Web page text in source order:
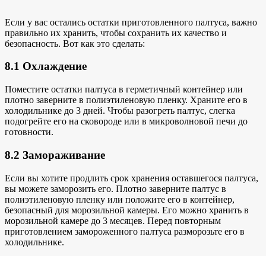
Если у вас остались остатки приготовленного палтуса, важно
правильно их хранить, чтобы сохранить их качество и
безопасность. Вот как это сделать:
8.1 Охлаждение
Поместите остатки палтуса в герметичный контейнер или
плотно заверните в полиэтиленовую пленку. Храните его в
холодильнике до 3 дней. Чтобы разогреть палтус, слегка
подогрейте его на сковороде или в микроволновой печи до
готовности.
8.2 Замораживание
Если вы хотите продлить срок хранения оставшегося палтуса,
вы можете заморозить его. Плотно заверните палтус в
полиэтиленовую пленку или положите его в контейнер,
безопасный для морозильной камеры. Его можно хранить в
морозильной камере до 3 месяцев. Перед повторным
приготовлением замороженного палтуса разморозьте его в
холодильнике.